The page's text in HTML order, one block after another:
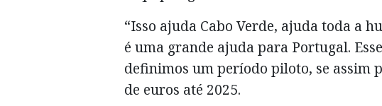
“Isso ajuda Cabo Verde, ajuda toda a
é uma grande ajuda para Portugal.
definimos um período piloto, se assim
de euros até 2025.